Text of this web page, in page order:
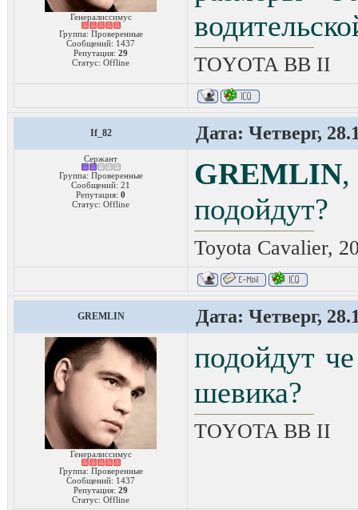
Генералиссимус
Группа: Проверенные
Сообщений: 1437
Репутация: 29
Статус: Offline TOYOTA ВВ II
If_82 Дата: Четверг,
Сержант
Группа: Проверенные
Сообщений: 21
Репутация: 0
Статус: Offline
GREMLIN
подойдут?
Toyota Cavalier,
GREMLIN Дата: Четверг,
Генералиссимус
Группа: Проверенные
Сообщений: 1437
Репутация: 29
Статус: Offline
подойдут
шевика?
TOYOTA ВВ II